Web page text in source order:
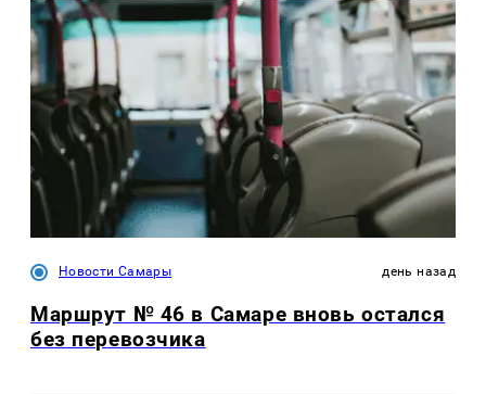
Новости Самары день назад
Маршрут № 46 в Самаре вновь остался
без перевозчика